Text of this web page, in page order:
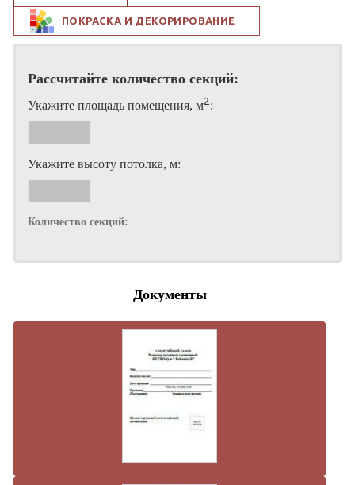
ПОКРАСКА И ДЕКОРИРОВАНИЕ
Рассчитайте количество секций:
Укажите площадь помещения, м2 :
Укажите высоту потолка, м:
Количество секций:
Документы